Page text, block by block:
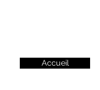
Accueil